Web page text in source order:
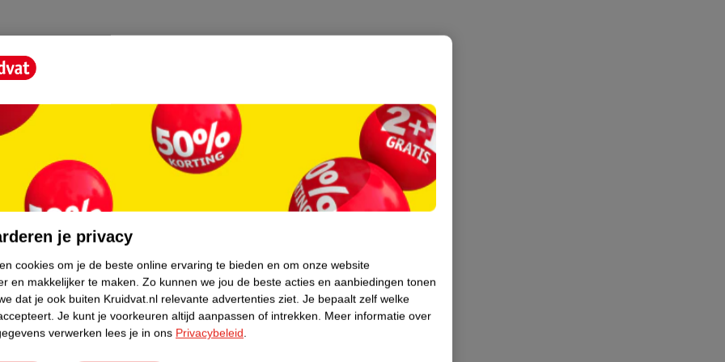
betrouwbare en makkelijke
duidelijke LCD-cijfers die
je binnen korte tijd de temperatuur en
uiteraard op vertrouwen. Onze
die je afleest heeft nooit een
verwachten mag.
je privacy
cookies om je de beste online ervaring te bieden en om onze website
en makkelijker te maken. Zo kunnen we jou de beste acties en aanbiedingen tonen
dat je ook buiten Kruidvat.nl relevante advertenties ziet. Je bepaalt zelf welke
Je kunt je voorkeuren altijd aanpassen of intrekken. Meer informatie over
verwerken lees je in ons Privacybeleid.